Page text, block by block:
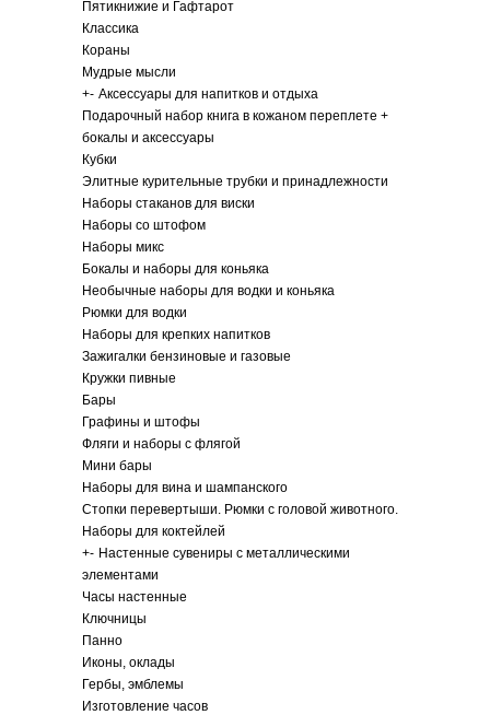
Пятикнижие и Гафтарот
Классика
Кораны
Мудрые мысли
+- Аксессуары для напитков и отдыха
Подарочный набор книга в кожаном переплете +
бокалы и аксессуары
Кубки
Элитные курительные трубки и принадлежности
Наборы стаканов для виски
Наборы со штофом
Наборы микс
Бокалы и наборы для коньяка
Необычные наборы для водки и коньяка
Рюмки для водки
Наборы для крепких напитков
Зажигалки бензиновые и газовые
Кружки пивные
Бары
Графины и штофы
Фляги и наборы с флягой
Мини бары
Наборы для вина и шампанского
Стопки перевертыши. Рюмки с головой животного.
Наборы для коктейлей
+- Настенные сувениры с металлическими
элементами
Часы настенные
Ключницы
Панно
Иконы, оклады
Гербы, эмблемы
Изготовление часов